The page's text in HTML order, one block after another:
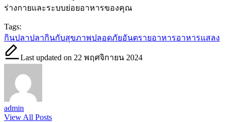
ร่างกายและระบบย่อยอาหารของคุณ
Tags:
กินปลาปลากินกับสุขภาพปลอดภัยอันตรายอาหารอาหารแสลง
Last updated on 22 พฤศจิกายน 2024
admin
View All Posts